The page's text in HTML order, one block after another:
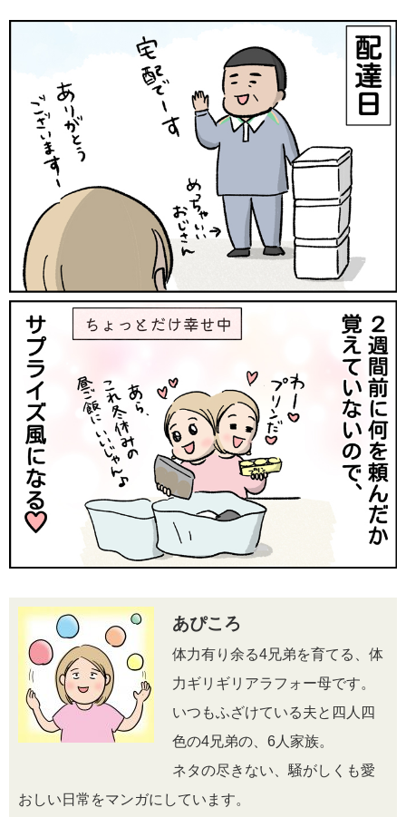
あぴころ
体力有り余る4兄弟を育てる、体
力ギリギリアラフォー母です。
いつもふざけている夫と四人四
色の4兄弟の、6人家族。
ネタの尽きない、騒がしくも愛
おしい日常をマンガにしています。